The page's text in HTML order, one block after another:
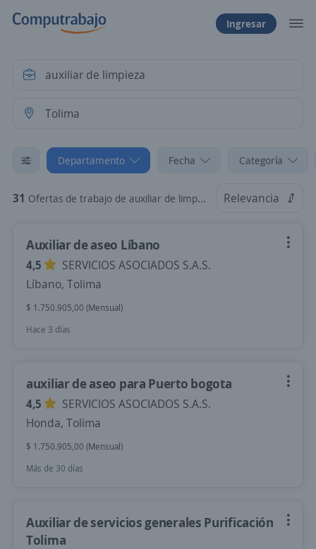
Ingresar
Departamento Fecha Categoría
31 Ofertas de trabajo de auxiliar de limpieza en Tolima Relevancia
Auxiliar de aseo Líbano
4,5
SERVICIOS ASOCIADOS S.A.S.
Líbano, Tolima
$ 1.750.905,00 (Mensual)
Hace 3 días
auxiliar de aseo para Puerto bogota
4,5
SERVICIOS ASOCIADOS S.A.S.
Honda, Tolima
$ 1.750.905,00 (Mensual)
Más de 30 días
Auxiliar de servicios generales Purificación
Tolima